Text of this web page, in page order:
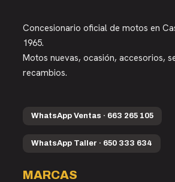
Concesionario oficial de motos en
1965.
Motos nuevas, ocasión, accesorios,
recambios.
WhatsApp Ventas · 663 265 105
WhatsApp Taller · 650 333 634
MARCAS